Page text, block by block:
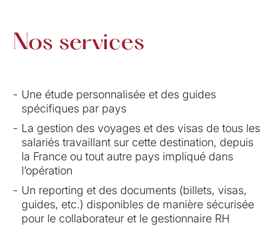
Nos services
Une étude personnalisée et des guides
spécifiques par pays
La gestion des voyages et des visas de tous les
salariés travaillant sur cette destination, depuis
la France ou tout autre pays impliqué dans
l’opération
Un reporting et des documents (billets, visas,
guides, etc.) disponibles de manière sécurisée
pour le collaborateur et le gestionnaire RH